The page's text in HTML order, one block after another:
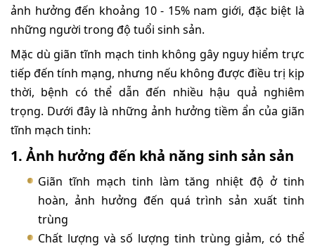
ảnh hưởng đến khoảng 10 - 15% nam giới, đặc biệt là
những người trong độ tuổi sinh sản.
Mặc dù giãn tĩnh mạch tinh không gây nguy hiểm trực
tiếp đến tính mạng, nhưng nếu không được điều trị kịp
thời, bệnh có thể dẫn đến nhiều hậu quả nghiêm
trọng. Dưới đây là những ảnh hưởng tiềm ẩn của giãn
tĩnh mạch tinh:
1. Ảnh hưởng đến khả năng sinh sản sản
Giãn tĩnh mạch tinh làm tăng nhiệt độ ở tinh
hoàn, ảnh hưởng đến quá trình sản xuất tinh
trùng
Chất lượng và số lượng tinh trùng giảm, có thể